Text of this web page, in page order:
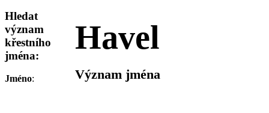
Havel
Význam jména
Hledat
význam
křestního
jména:
Jméno: